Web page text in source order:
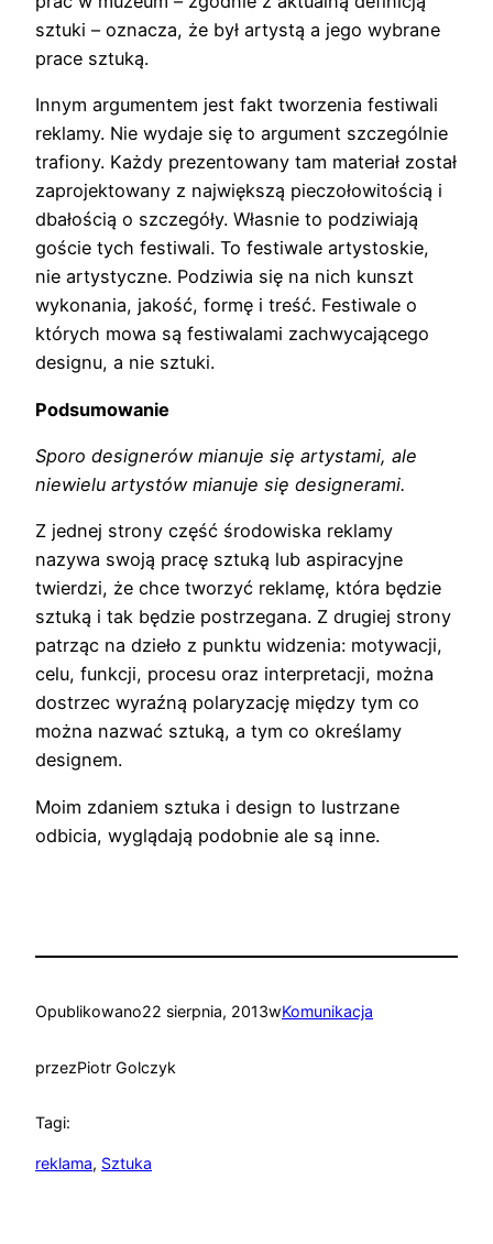
sztuki – oznacza, że był artystą a jego wybrane
prace sztuką.
Innym argumentem jest fakt tworzenia festiwali
reklamy. Nie wydaje się to argument szczególnie
trafiony. Każdy prezentowany tam materiał został
zaprojektowany z największą pieczołowitością i
dbałością o szczegóły. Własnie to podziwiają
goście tych festiwali. To festiwale artystoskie,
nie artystyczne. Podziwia się na nich kunszt
wykonania, jakość, formę i treść. Festiwale o
których mowa są festiwalami zachwycającego
designu, a nie sztuki.
Podsumowanie
Sporo designerów mianuje się artystami, ale
niewielu artystów mianuje się designerami.
Z jednej strony część środowiska reklamy
nazywa swoją pracę sztuką lub aspiracyjne
twierdzi, że chce tworzyć reklamę, która będzie
sztuką i tak będzie postrzegana. Z drugiej strony
patrząc na dzieło z punktu widzenia: motywacji,
celu, funkcji, procesu oraz interpretacji, można
dostrzec wyraźną polaryzację między tym co
można nazwać sztuką, a tym co określamy
designem.
Moim zdaniem sztuka i design to lustrzane
odbicia, wyglądają podobnie ale są inne.
Opublikowano22 sierpnia, 2013wKomunikacja
przezPiotr Golczyk
Tagi:
reklama, Sztuka